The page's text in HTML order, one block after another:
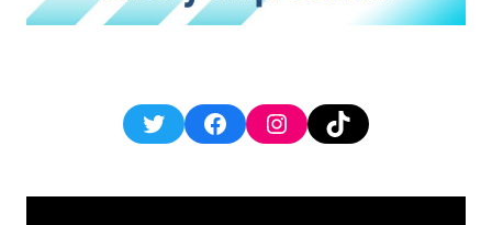
TwitterFacebookInstagram
TikTok